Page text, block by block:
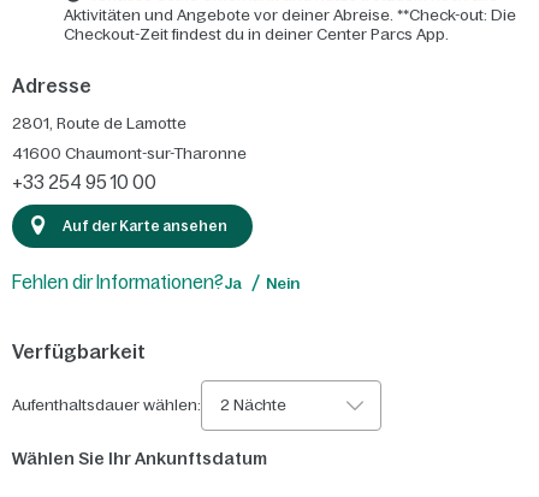
Aktivitäten und Angebote vor deiner Abreise. **Check-out: Die
Checkout-Zeit findest du in deiner Center Parcs App.
Adresse
2801, Route de Lamotte
41600 Chaumont-sur-Tharonne
+33 254 95 10 00
Auf der Karte ansehen
Fehlen dir Informationen?Ja Nein
Verfügbarkeit
Aufenthaltsdauer wählen: 2 Nächte
Wählen Sie Ihr Ankunftsdatum